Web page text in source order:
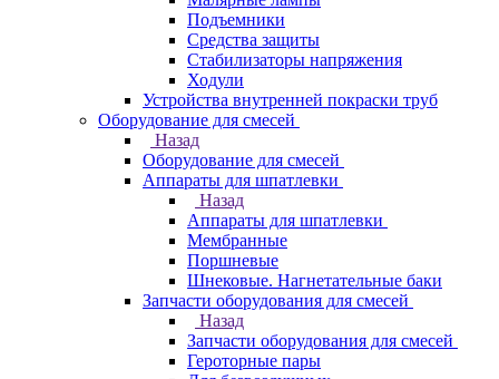
Подъемники
Средства защиты
Стабилизаторы напряжения
Ходули
Устройства внутренней покраски труб
Оборудование для смесей
Назад
Оборудование для смесей
Аппараты для шпатлевки
Назад
Аппараты для шпатлевки
Мембранные
Поршневые
Шнековые. Нагнетательные баки
Запчасти оборудования для смесей
Назад
Запчасти оборудования для смесей
Героторные пары